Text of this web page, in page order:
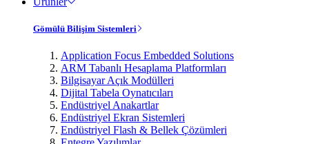
Gömülü Bilişim Sistemleri
Application Focus Embedded Solutions
ARM Tabanlı Hesaplama Platformları
Bilgisayar Açık Modülleri
Dijital Tabela Oynatıcıları
Endüstriyel Anakartlar
Endüstriyel Ekran Sistemleri
Endüstriyel Flash & Bellek Çözümleri